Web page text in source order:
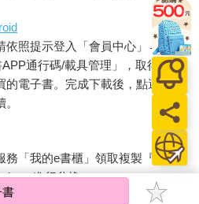
依照提示登入「會員中心」→「我
通行碼/載具管理」，取得通行
的電子書。完成下載後，點選任一
「我的e書櫃」領取複製『兌換
進行兌換。
書